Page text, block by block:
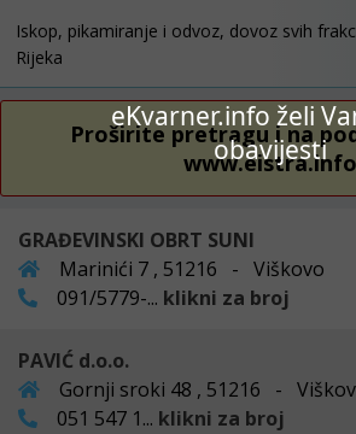
eKvarner.info želi
obavijesti
Iskop, pikamiranje i odvoz, dovoz svih
Rijeka
Proširite pretragu i na
www.eistra.info
GRAĐEVINSKI OBRT SUNI
Marinići 7 , 51216 - Viškovo
091/5779-... klikni za broj
PAVIĆ d.o.o.
Gornji sroki 48 , 51216 -
051 547 1... klikni za broj